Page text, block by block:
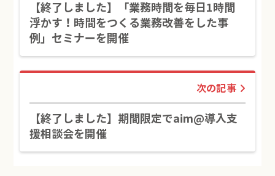
【終了しました】「業務時間を毎日1時間
浮かす！時間をつくる業務改善をした事
例」セミナーを開催
次の記事
【終了しました】期間限定でaim@導入支
援相談会を開催